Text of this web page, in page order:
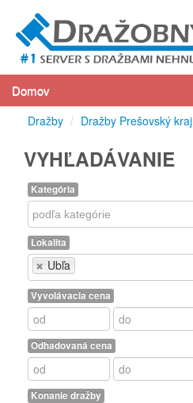
Domov
Dražby / Dražby Prešovský kraj
VYHĽADÁVANIE
Kategória
Kategória
Lokalita
Ubľa
Lokalita
Vyvolávacia cena
Odhadovaná cena
Konanie dražby